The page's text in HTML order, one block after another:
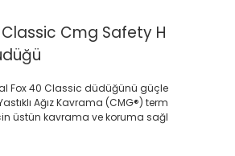
Cmg Safety H
Fox 40 Classic düdüğünü güçle
Ağız Kavrama (CMG®) term
üstün kavrama ve koruma sağl